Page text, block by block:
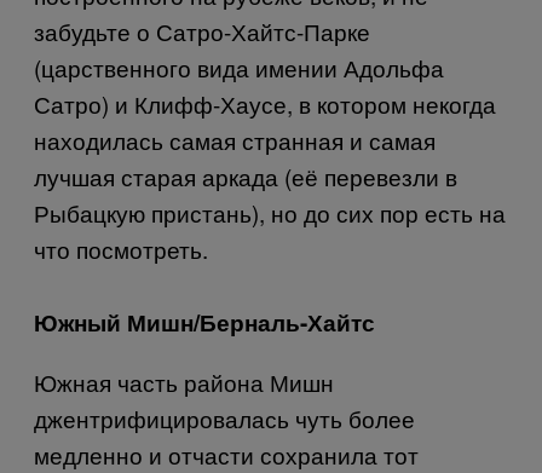
забудьте о Сатро-Хайтс-Парке
(царственного вида имении Адольфа
Сатро) и Клифф-Хаусе, в котором некогда
находилась самая странная и самая
лучшая старая аркада (её перевезли в
Рыбацкую пристань), но до сих пор есть на
что посмотреть.
Южный Мишн/Берналь-Хайтс
Южная часть района Мишн
джентрифицировалась чуть более
медленно и отчасти сохранила тот